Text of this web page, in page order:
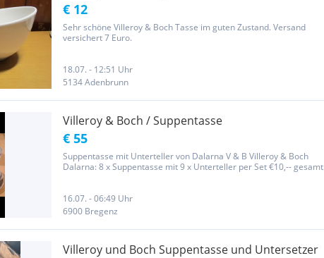
€ 12
Sehr schöne Villeroy & Boch Tasse im guten Zustand. Versand
versichert 7 Euro.
18.07. - 12:51 Uhr
5134 Adenbrunn
Villeroy & Boch / Suppentasse
€ 55
Suppentasse mit Unterteller von Dalarna V & B Villeroy & Boch
Dalarna: 8 x Suppentasse mit 9 x Unterteller per Set €10,-- gesamt
16.07. - 06:49 Uhr
6900 Bregenz
Villeroy und Boch Suppentasse und Untersetzer